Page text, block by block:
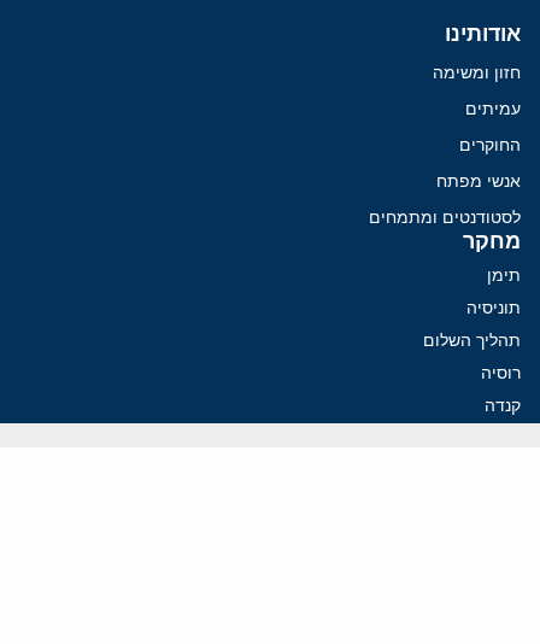
אודותינו
חזון ומשימה
עמיתים
החוקרים
אנשי מפתח
לסטודנטים ומתמחים
מחקר
תימן
תוניסיה
תהליך השלום
רוסיה
קנדה